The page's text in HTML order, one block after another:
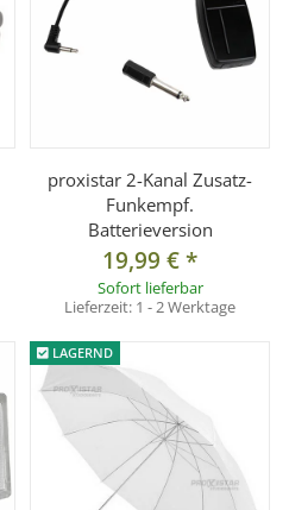
proxistar 2-Kanal Zusatz-
Funkempf.
Batterieversion
19,99 €*
Sofort lieferbar
Lieferzeit: 1 - 2 Werktage
LAGERND